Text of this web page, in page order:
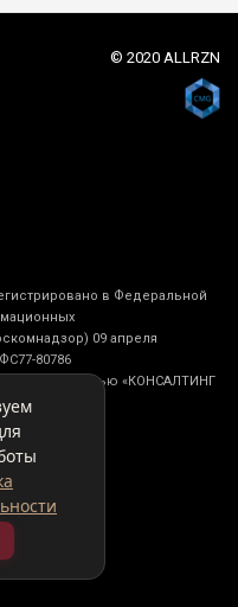
в Федеральной
09 апреля
80786
«КОНСАЛТИНГ
16+
© 2020 ALLRZN